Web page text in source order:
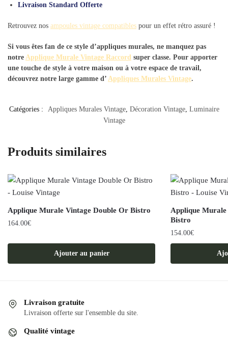
Livraison Standard Offerte
Retrouvez nos ampoules vintage compatibles pour un effet rétro assuré !
Si vous êtes fan de ce style d’appliques murales, ne manquez pas
notre Applique Murale Vintage Raccord super classe. Pour apporter
une touche de style à votre maison ou à votre espace de travail,
découvrez notre large gamme d’ Appliques Murales Vintage.
Catégories : Appliques Murales Vintage, Décoration Vintage, Luminaire
Vintage
Produits similaires
Applique Murale Vintage Double Or Bistro
164.00€
Ajouter au panier
Applique
Bistro
154.00€
Livraison gratuite
Livraison offerte sur l'ensemble du site.
Qualité vintage